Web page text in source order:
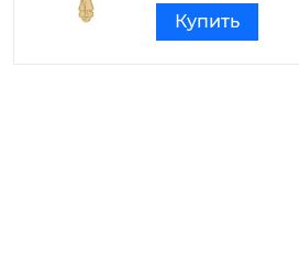
Купить